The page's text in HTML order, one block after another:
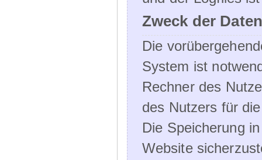
Zweck der
Die
System ist
Rechner des
des Nutzers für
Die Speicherung
Website